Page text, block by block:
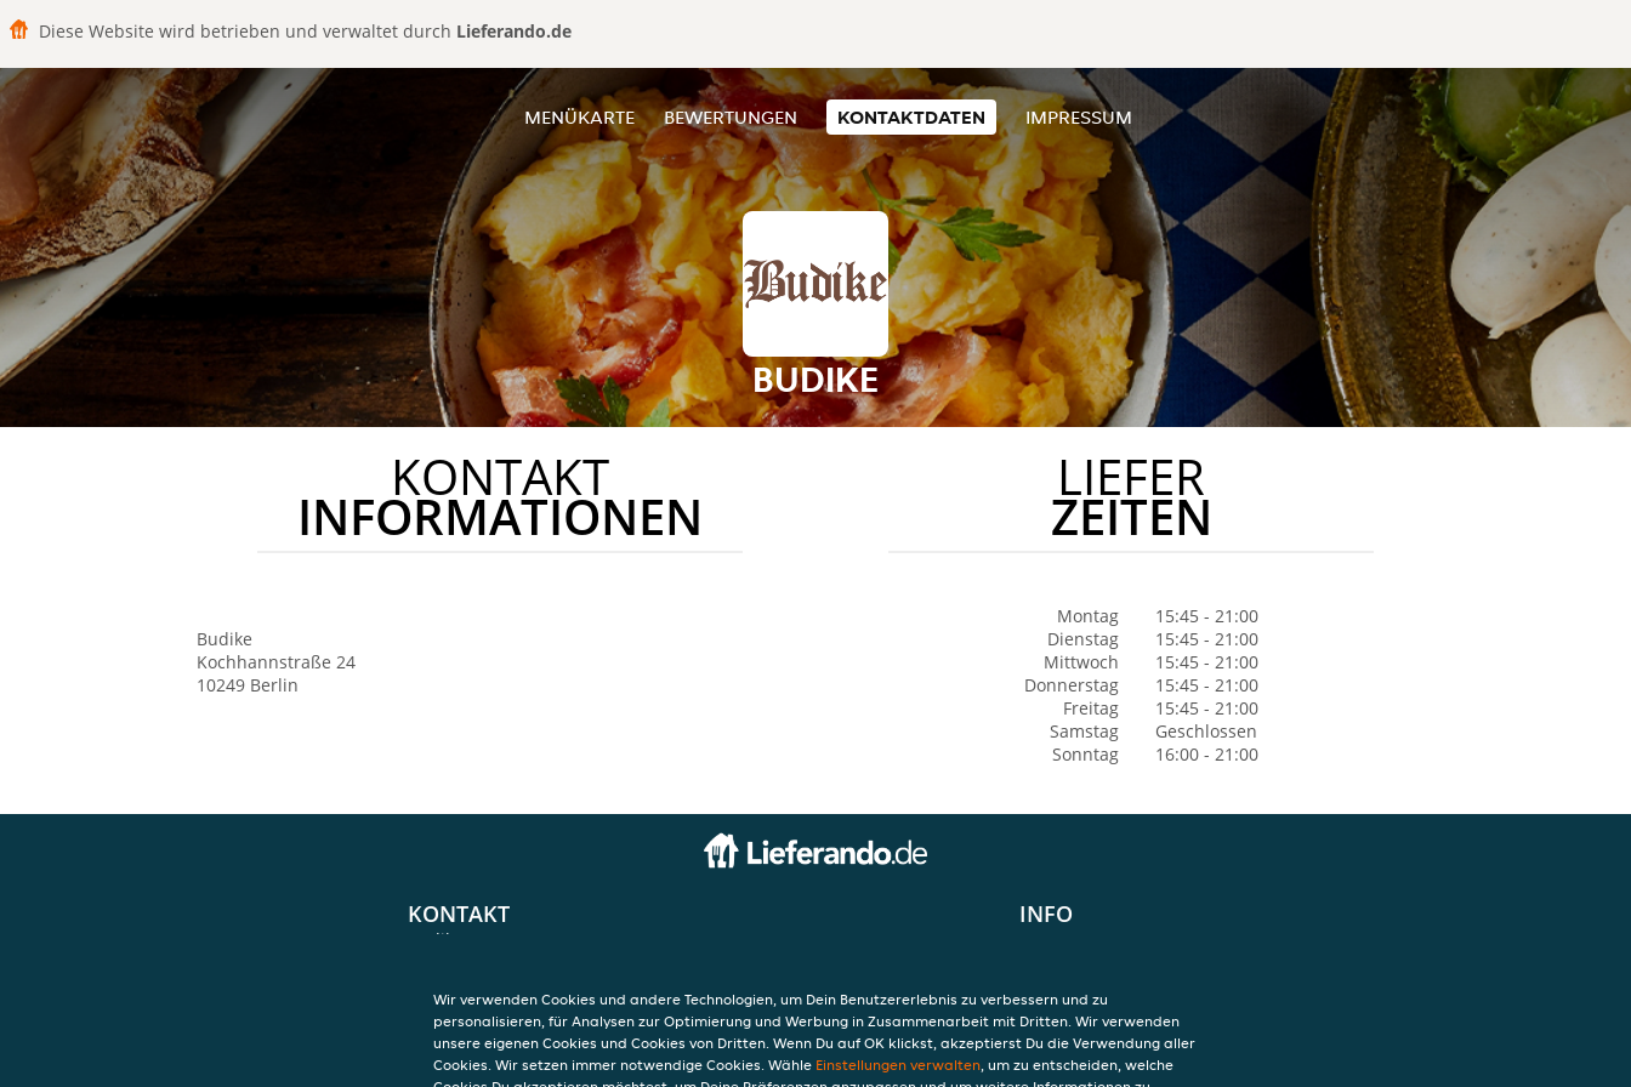
Diese Website wird betrieben und verwaltet durch Lieferando.de
MENÜKARTE BEWERTUNGEN KONTAKTDATEN IMPRESSUM
BUDIKE
KONTAKT
INFORMATIONEN
Budike
Kochhannstraße 24
10249 Berlin
LIEFER
ZEITEN
Montag
15:45 - 21:00
Dienstag
15:45 - 21:00
Mittwoch
15:45 - 21:00
Donnerstag
15:45 - 21:00
Freitag
15:45 - 21:00
Samstag
Geschlossen
Sonntag
16:00 - 21:00
KONTAKT
Budike
INFO
Impressum
Wir verwenden Cookies und andere Technologien, um Dein Benutzererlebnis zu verbessern und zu
personalisieren, für Analysen zur Optimierung und Werbung in Zusammenarbeit mit Dritten. Wir verwenden
unsere eigenen Cookies und Cookies von Dritten. Wenn Du auf OK klickst, akzeptierst Du die Verwendung aller
Cookies. Wir setzen immer notwendige Cookies. Wähle Einstellungen verwalten, um zu entscheiden, welche